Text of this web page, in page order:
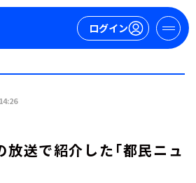
ログイン
14:26
放送で紹介した「都民ニュ